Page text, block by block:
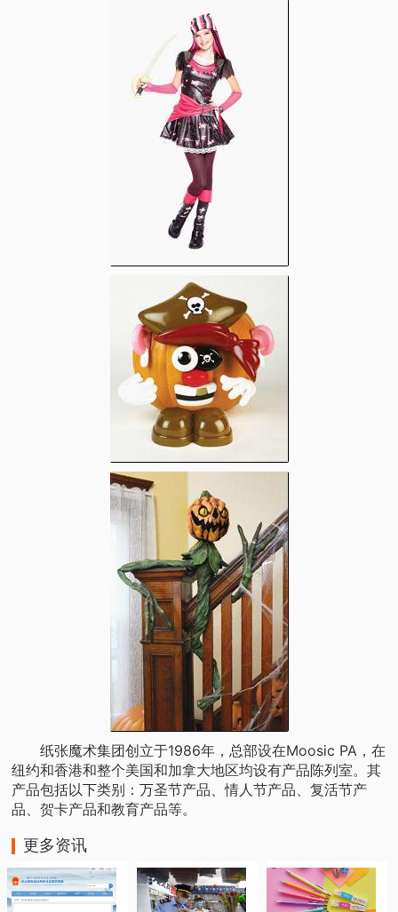
纸张魔术集团创立于1986年，总部设在Moosic PA，在
纽约和香港和整个美国和加拿大地区均设有产品陈列室。其
产品包括以下类别：万圣节产品、情人节产品、复活节产
品、贺卡产品和教育产品等。
更多资讯